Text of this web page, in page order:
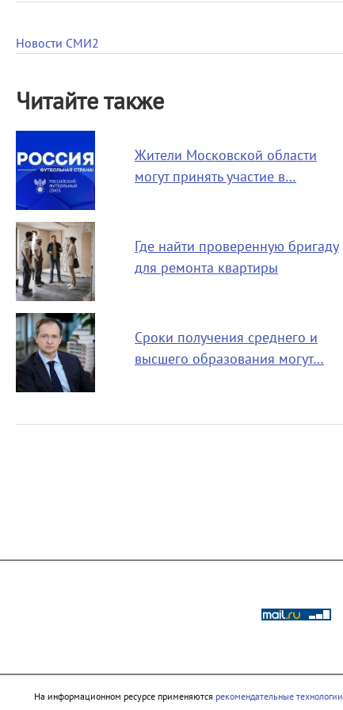
Новости СМИ2
Читайте также
Жители Московской области
могут принять участие в…
Где найти проверенную бригаду
для ремонта квартиры
Сроки получения среднего и
высшего образования могут…
На информационном ресурсе применяются рекомендательные технологии